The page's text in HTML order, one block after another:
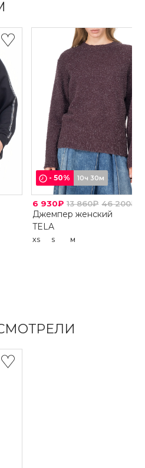
-50% 10ч 30м
6 930₽ 13 860₽ 46 200₽
Джемпер женский
TELA
XS S M